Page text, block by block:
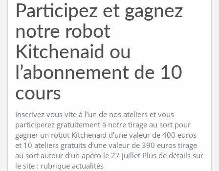
Participez et gagnez
notre robot
Kitchenaid ou
l’abonnement de 10
cours
Inscrivez vous vite à l’un de nos ateliers et vous
participerez gratuitement à notre tirage au sort pour
gagner un robot Kitchenaid d’une valeur de 400 euros
et 10 ateliers gratuits d’une valeur de 390 euros tirage
au sort autour d’un apéro le 27 juillet Plus de détails sur
le site : rubrique actualités